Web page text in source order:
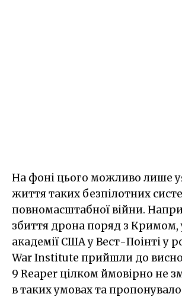
На фоні цього можливо лише
життя таких безпілотних
повномасштабної війни.
збиття дрона поряд з Кримом,
академії США у Вест-Поінті у
War Institute прийшли до
9 Reaper цілком ймовірно не
в таких умовах та